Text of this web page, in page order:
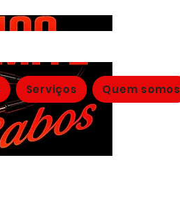
Serviços Quem somos